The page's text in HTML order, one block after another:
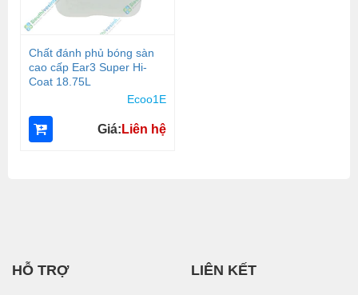
Chất đánh phủ bóng sàn
cao cấp Ear3 Super Hi-
Coat 18.75L
Ecoo1E
Giá: Liên hệ
HỖ TRỢ LIÊN KẾT